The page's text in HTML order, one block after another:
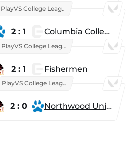
PlayVS College League 2025: Fall
2 : 1 Columbia College
PlayVS College League 2025: Fall
2 : 1 Fishermen
PlayVS College League 2025: Fall
2 : 0 Northwood University